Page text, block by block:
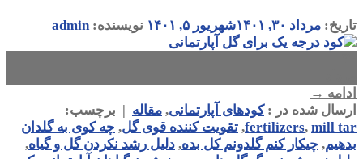
تاریخ: مرداد ۳۰, ۱۴۰۱ شهریور ۵, ۱۴۰۱ نویسنده:admin
ادامه →
ارسال شده در :کودهای آپارتمانی, مقاله | برچسب:
fertilizers, mill tar
, تقویت کننده قوی گل, چه کوی به گلدان
بدهیم, چیکار کنم گلدونم کل بده, دلیل رشد نکردن گل و گیاه,